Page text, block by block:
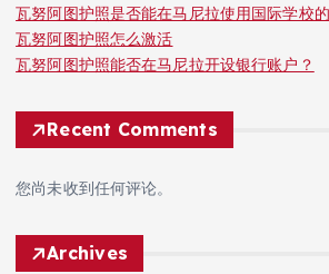
瓦努阿图护照是否能在马尼拉使用国际学校
瓦努阿图护照怎么激活
瓦努阿图护照能否在马尼拉开设银行账户？
Recent Comments
您尚未收到任何评论。
Archives